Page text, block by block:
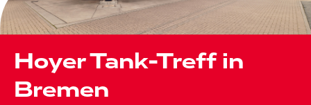
Hoyer Tank-Treff in
Bremen